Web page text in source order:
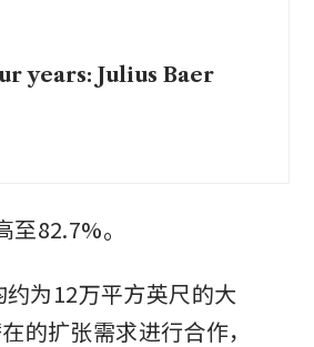
years: Julius Baer
82.7%。
为12万平方英尺的大
的扩张需求进行合作，